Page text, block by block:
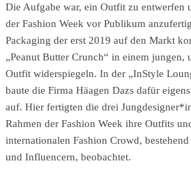
Die Aufgabe war, ein Outfit zu entwerfen
der Fashion Week vor Publikum
Packaging der erst 2019 auf den Markt
„Peanut Butter Crunch“ in einem jungen,
Outfit widerspiegeln. In der „InStyle
baute die Firma Häagen Dazs dafür
auf. Hier fertigten die drei
Rahmen der Fashion Week ihre Outfits
internationalen Fashion Crowd,
und Influencern, beobachtet.